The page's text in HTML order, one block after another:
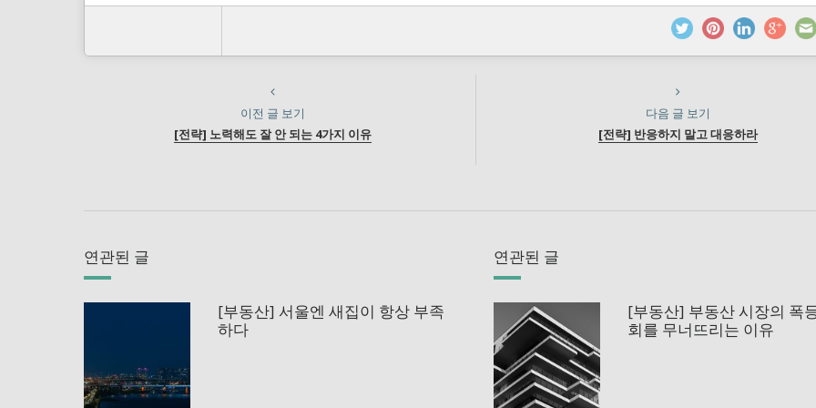
이전 글 보기
[전략] 노력해도 잘 안 되는 4가지 이유
다음 글 보기
[전략] 반응하지 말고 대응하라
연관된 글
[부동산] 서울엔 새집이 항상 부족
하다
연관된 글
[부동산] 부동산 시장의 폭
회를 무너뜨리는 이유